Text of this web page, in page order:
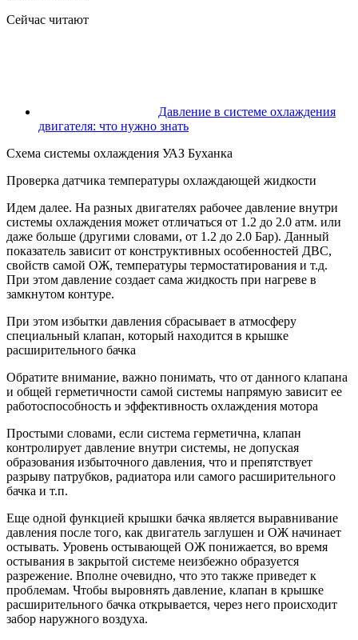
Сейчас читают
Давление в системе охлаждения
двигателя: что нужно знать
Схема системы охлаждения УАЗ Буханка
Проверка датчика температуры охлаждающей жидкости
Идем далее. На разных двигателях рабочее давление внутри
системы охлаждения может отличаться от 1.2 до 2.0 атм. или
даже больше (другими словами, от 1.2 до 2.0 Бар). Данный
показатель зависит от конструктивных особенностей ДВС,
свойств самой ОЖ, температуры термостатирования и т.д.
При этом давление создает сама жидкость при нагреве в
замкнутом контуре.
При этом избытки давления сбрасывает в атмосферу
специальный клапан, который находится в крышке
расширительного бачка
Обратите внимание, важно понимать, что от данного клапана
и общей герметичности самой системы напрямую зависит ее
работоспособность и эффективность охлаждения мотора
Простыми словами, если система герметична, клапан
контролирует давление внутри системы, не допуская
образования избыточного давления, что и препятствует
разрыву патрубков, радиатора или самого расширительного
бачка и т.п.
Еще одной функцией крышки бачка является выравнивание
давления после того, как двигатель заглушен и ОЖ начинает
остывать. Уровень остывающей ОЖ понижается, во время
остывания в закрытой системе неизбежно образуется
разрежение. Вполне очевидно, что это также приведет к
проблемам. Чтобы выровнять давление, клапан в крышке
расширительного бачка открывается, через него происходит
забор наружного воздуха.